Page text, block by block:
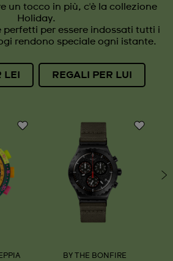
un tocco in più, c'è la collezione
Holiday.
perfetti per essere indossati tutti i
rendono speciale ogni istante.
LEI REGALI PER LUI
BY THE BONFIRE